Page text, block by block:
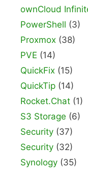
ownCloud
PowerShell (3)
Proxmox (38)
PVE (14)
QuickFix (15)
QuickTip (14)
Rocket.Chat (1)
S3 Storage (6)
Security (37)
Security (32)
Synology (35)